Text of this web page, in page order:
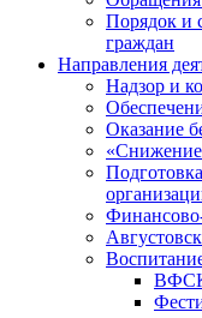
Порядок и
граждан
Направления
Надзор и
Оказание
«Снижение
Финансово-